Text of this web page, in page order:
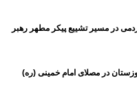
در مسیر تشییع پیکر مطهر رهبر
در مصلای امام خمینی (ره)